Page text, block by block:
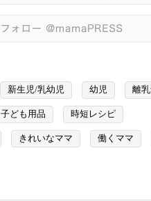
新生児/乳幼児 幼児 離
子ども用品 時短レシピ
きれいなママ 働くママ